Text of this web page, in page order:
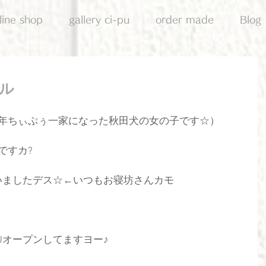
shop gallery ci-pu order made Blog
ちぃぷぅ一家になった秋田犬の女の子です☆）
すカ?
ましたデス☆←いつもお寝坊さんカモ
ープンしてますヨー♪